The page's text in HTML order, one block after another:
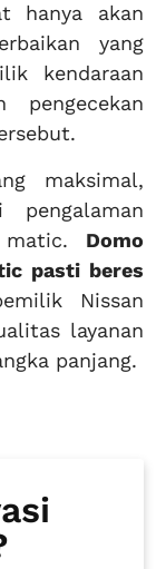
hanya akan
yang
kendaraan
pengecekan
maksimal,
matic. Domo
pasti beres
Nissan
layanan
panjang.